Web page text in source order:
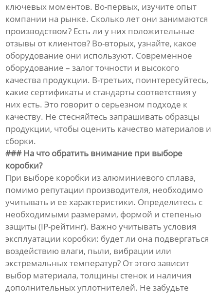
ключевых моментов. Во-первых, изучите опыт
компании на рынке. Сколько лет они занимаются
производством? Есть ли у них положительные
отзывы от клиентов? Во-вторых, узнайте, какое
оборудование они используют. Современное
оборудование – залог точности и высокого
качества продукции. В-третьих, поинтересуйтесь,
какие сертификаты и стандарты соответствия у
них есть. Это говорит о серьезном подходе к
качеству. Не стесняйтесь запрашивать образцы
продукции, чтобы оценить качество материалов и
сборки.
### На что обратить внимание при выборе
коробки?
При выборе коробки из алюминиевого сплава,
помимо репутации производителя, необходимо
учитывать и ее характеристики. Определитесь с
необходимыми размерами, формой и степенью
защиты (IP-рейтинг). Важно учитывать условия
эксплуатации коробки: будет ли она подвергаться
воздействию влаги, пыли, вибрации или
экстремальных температур? От этого зависит
выбор материала, толщины стенок и наличия
дополнительных уплотнителей. Не забудьте